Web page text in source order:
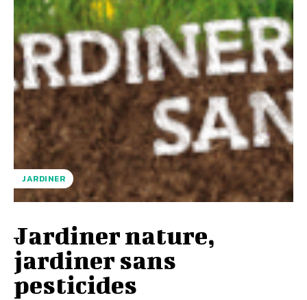
JARDINER
Jardiner nature,
jardiner sans
pesticides